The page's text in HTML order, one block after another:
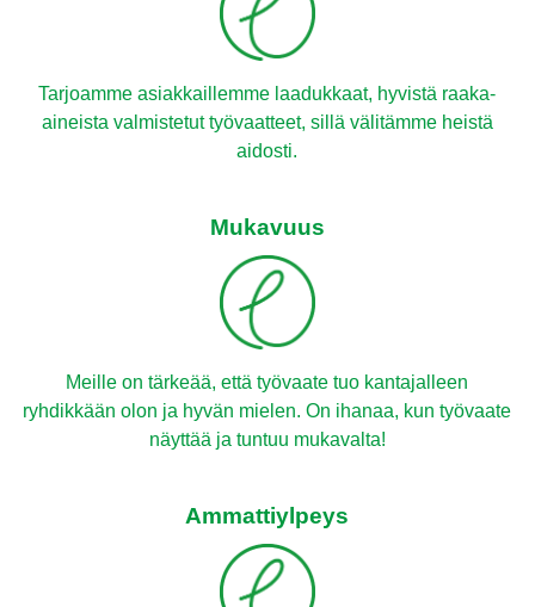
Tarjoamme asiakkaillemme laadukkaat, hyvistä raaka-
aineista valmistetut työvaatteet, sillä välitämme heistä
aidosti.
Mukavuus
Meille on tärkeää, että työvaate tuo kantajalleen
ryhdikkään olon ja hyvän mielen. On ihanaa, kun työvaate
näyttää ja tuntuu mukavalta!
Ammattiylpeys